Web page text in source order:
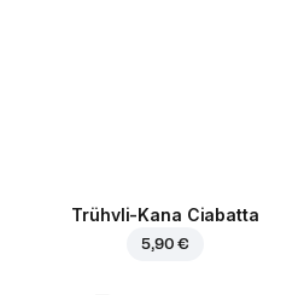
Trühvli-Kana Ciabatta
5,90 €